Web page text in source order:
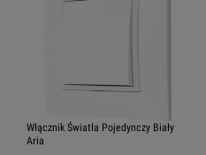
Włącznik Światła Pojedynczy Biały
Aria